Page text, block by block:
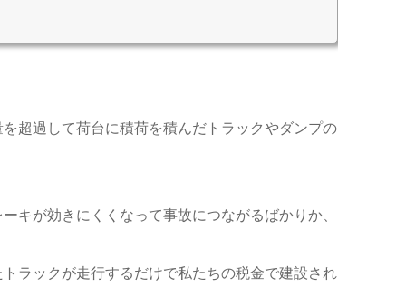
超過して荷台に積荷を積んだトラックやダンプの
キが効きにくくなって事故につながるばかりか、
ラックが走行するだけで私たちの税金で建設され